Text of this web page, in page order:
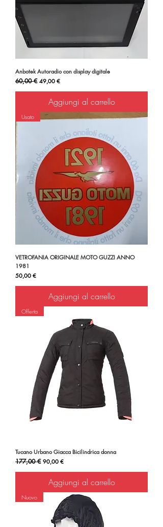
Anbotek Autoradio con display digitale
Prezzo regolare
60,00 € Prezzo scontato
49,00 €
Aggiungi al carrello
Usato
VETROFANIA ORIGINALE MOTO GUZZI ANNO
1981
Prezzo
50,00 €
Aggiungi al carrello
Offerta
Tucano Urbano Giacca Bicilindrica donna
Prezzo regolare
177,00 € Prezzo scontato
90,00 €
Aggiungi al carrello
Nuovo